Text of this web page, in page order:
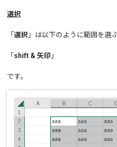
選択
「 選択 」は以下のように範囲を選
「 shift & 矢印 」
です。